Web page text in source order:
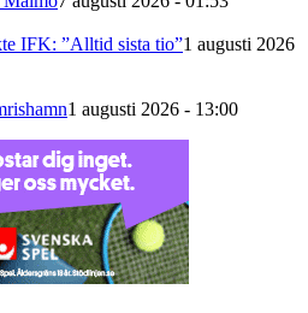
IFK: ”Alltid sista tio”1 augusti 2026
1 augusti 2026 - 13:00